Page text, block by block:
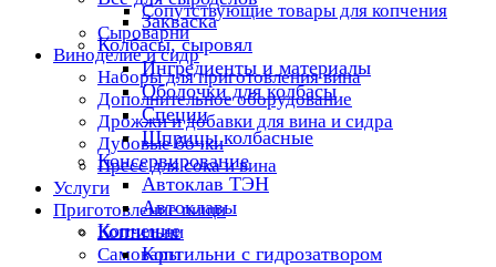
Сопутствующие товары для копчения
Сыроварни
Виноделие и сидр
Наборы для приготовления вина
Дополнительное оборудование
Дрожжи и добавки для вина и сидра
Дубовые бочки
Пресс для сока и вина
Услуги
Приготовление пищи
Коптильни
Самовары
Закваска
Колбасы, сыровял
Ингредиенты и материалы
Оболочки для колбасы
Специи
Шприцы колбасные
Консервирование
Автоклав ТЭН
Автоклавы
Копчение
Коптильни с гидрозатвором